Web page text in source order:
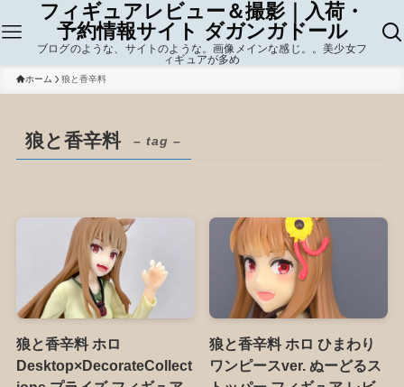
フィギュアレビュー＆撮影｜入荷・
予約情報サイト ダガンガドール
ブログのような、サイトのような。画像メインな感じ。。美少女フ
ィギュアが多め
ホーム 狼と香辛料
狼と香辛料 – tag –
狼と香辛料 ホロ
Desktop×DecorateCollect
狼と香辛料 ホロ ひまわり
ワンピースver. ぬーどるス